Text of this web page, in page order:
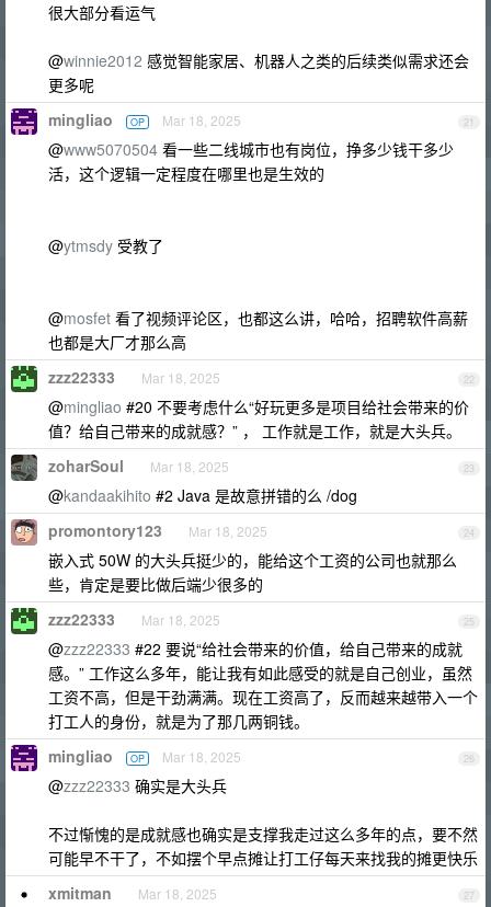
很大部分看运气
@winnie2012 感觉智能家居、机器人之类的后续类似需求还会
更多呢
21
mingliao OP Mar 18, 2025
@www5070504 看一些二线城市也有岗位，挣多少钱干多少
活，这个逻辑一定程度在哪里也是生效的
@ytmsdy 受教了
@mosfet 看了视频评论区，也都这么讲，哈哈，招聘软件高薪
也都是大厂才那么高
22
zzz22333 Mar 18, 2025
@mingliao #20 不要考虑什么“好玩更多是项目给社会带来的价
值？给自己带来的成就感？” ， 工作就是工作，就是大头兵。
23
zoharSoul Mar 18, 2025
@kandaakihito #2 Java 是故意拼错的么 /dog
24
promontory123 Mar 18, 2025
嵌入式 50W 的大头兵挺少的，能给这个工资的公司也就那么
些，肯定是要比做后端少很多的
25
zzz22333 Mar 18, 2025
@zzz22333 #22 要说“给社会带来的价值，给自己带来的成就
感。” 工作这么多年，能让我有如此感受的就是自己创业，虽然
工资不高，但是干劲满满。现在工资高了，反而越来越带入一个
打工人的身份，就是为了那几两铜钱。
26
mingliao OP Mar 18, 2025
@zzz22333 确实是大头兵
不过惭愧的是成就感也确实是支撑我走过这么多年的点，要不然
可能早不干了，不如摆个早点摊让打工仔每天来找我的摊更快乐
27
xmitman Mar 18, 2025